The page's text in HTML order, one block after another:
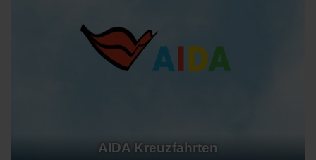
AIDA Kreuzfahrten